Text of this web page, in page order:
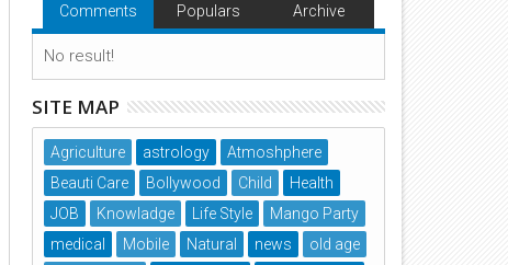
Comments Populars Archive
No result!
SITE MAP
Agriculture astrology
Atmoshphere
Beauti Care
Bollywood Child
Health
JOB
Knowladge Life Style
Mango Party
medical
Mobile Natural news
old age